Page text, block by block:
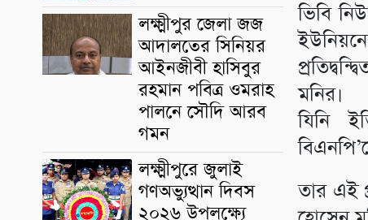
লক্ষ্মীপুর জেলা জজ
আদালতের সিনিয়র
আইনজীবী হাসিবুর
রহমান পবিত্র ওমরাহ
পালনে সৌদি আরব
গমন
লক্ষ্মীপুরে জুলাই
গণঅভ্যুত্থান দিবস
২০২৬ উপলক্ষ্যে
ভিবি
মনির।
যিনি
তার এই